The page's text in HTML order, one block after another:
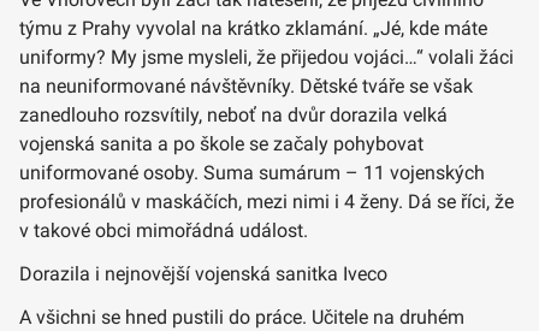
týmu z Prahy vyvolal na krátko zklamání. „Jé, kde máte
uniformy? My jsme mysleli, že přijedou vojáci…“ volali žáci
na neuniformované návštěvníky. Dětské tváře se však
zanedlouho rozsvítily, neboť na dvůr dorazila velká
vojenská sanita a po škole se začaly pohybovat
uniformované osoby. Suma sumárum – 11 vojenských
profesionálů v maskáčích, mezi nimi i 4 ženy. Dá se říci, že
v takové obci mimořádná událost.
Dorazila i nejnovější vojenská sanitka Iveco
A všichni se hned pustili do práce. Učitele na druhém